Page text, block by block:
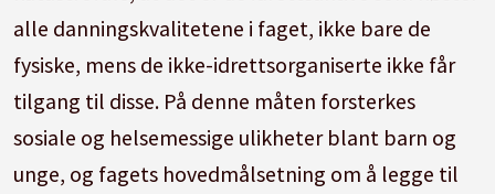
alle danningskvalitetene i faget, ikke bare de
fysiske, mens de ikke-idrettsorganiserte ikke får
tilgang til disse. På denne måten forsterkes
sosiale og helsemessige ulikheter blant barn og
unge, og fagets hovedmålsetning om å legge til